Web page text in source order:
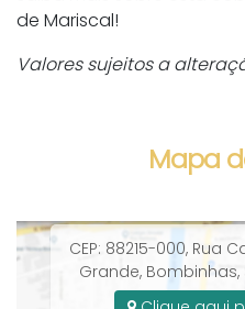
de Mariscal!
Valores sujeitos a
Mapa
CEP: 88215-000, Rua
Grande, Bombinhas,